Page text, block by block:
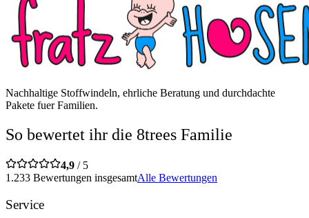
Nachhaltige Stoffwindeln, ehrliche Beratung und durchdachte
Pakete fuer Familien.
So bewertet ihr die 8trees Familie
4,9 / 5
1.233 Bewertungen insgesamtAlle Bewertungen
Service